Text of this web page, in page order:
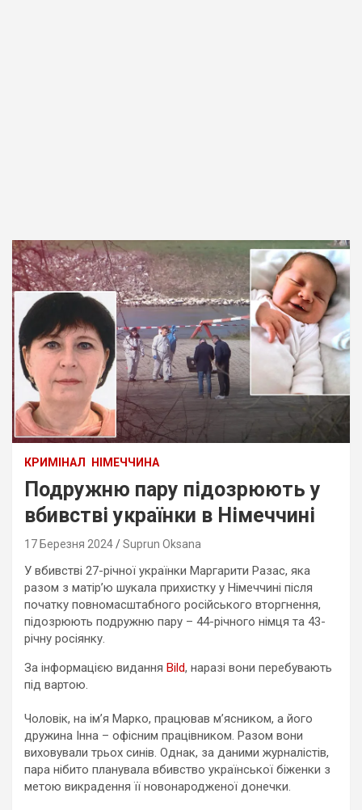
КРИМІНАЛ НІМЕЧЧИНА
Подружню пару підозрюють у
вбивстві українки в Німеччині
17 Березня 2024 Suprun Oksana
У вбивстві 27-річної українки Маргарити Разас, яка
разом з матір’ю шукала прихистку у Німеччині після
початку повномасштабного російського вторгнення,
підозрюють подружню пару – 44-річного німця та 43-
річну росіянку.
За інформацією видання Bild, наразі вони перебувають
під вартою.
Чоловік, на ім’я Марко, працював м’ясником, а його
дружина Інна – офісним працівником. Разом вони
виховували трьох синів. Однак, за даними журналістів,
пара нібито планувала вбивство української біженки з
метою викрадення її новонародженої донечки.